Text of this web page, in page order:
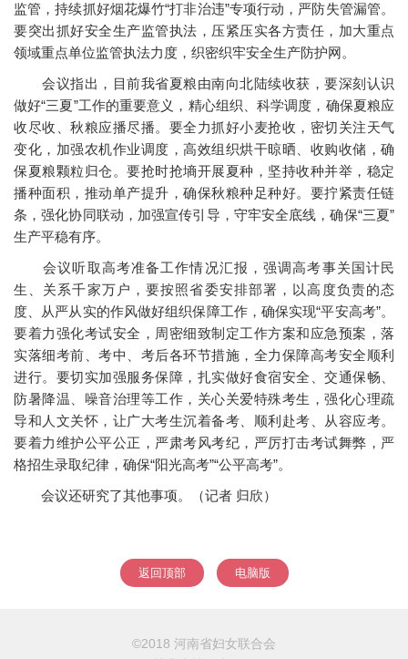
监管，持续抓好烟花爆竹“打非治违”专项行动，严防失管漏管。
要突出抓好安全生产监管执法，压紧压实各方责任，加大重点
领域重点单位监管执法力度，织密织牢安全生产防护网。
会议指出，目前我省夏粮由南向北陆续收获，要深刻认识
做好“三夏”工作的重要意义，精心组织、科学调度，确保夏粮应
收尽收、秋粮应播尽播。要全力抓好小麦抢收，密切关注天气
变化，加强农机作业调度，高效组织烘干晾晒、收购收储，确
保夏粮颗粒归仓。要抢时抢墒开展夏种，坚持收种并举，稳定
播种面积，推动单产提升，确保秋粮种足种好。要拧紧责任链
条，强化协同联动，加强宣传引导，守牢安全底线，确保“三夏”
生产平稳有序。
会议听取高考准备工作情况汇报，强调高考事关国计民
生、关系千家万户，要按照省委安排部署，以高度负责的态
度、从严从实的作风做好组织保障工作，确保实现“平安高考”。
要着力强化考试安全，周密细致制定工作方案和应急预案，落
实落细考前、考中、考后各环节措施，全力保障高考安全顺利
进行。要切实加强服务保障，扎实做好食宿安全、交通保畅、
防暑降温、噪音治理等工作，关心关爱特殊考生，强化心理疏
导和人文关怀，让广大考生沉着备考、顺利赴考、从容应考。
要着力维护公平公正，严肃考风考纪，严厉打击考试舞弊，严
格招生录取纪律，确保“阳光高考”“公平高考”。
会议还研究了其他事项。（记者 归欣）
返回顶部 电脑版
©2018 河南省妇女联合会